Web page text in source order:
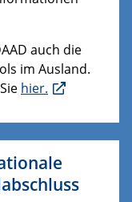
auch die
im Ausland.
hier.